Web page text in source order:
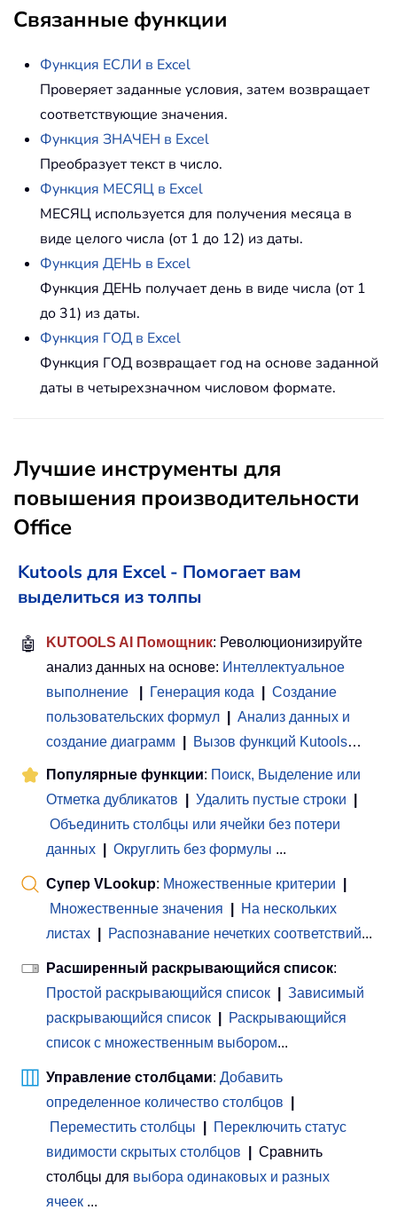
Связанные функции
Функция ЕСЛИ в Excel
Проверяет заданные условия, затем возвращает
соответствующие значения.
Функция ЗНАЧЕН в Excel
Преобразует текст в число.
Функция МЕСЯЦ в Excel
МЕСЯЦ используется для получения месяца в
виде целого числа (от 1 до 12) из даты.
Функция ДЕНЬ в Excel
Функция ДЕНЬ получает день в виде числа (от 1
до 31) из даты.
Функция ГОД в Excel
Функция ГОД возвращает год на основе заданной
даты в четырехзначном числовом формате.
Лучшие инструменты для
повышения производительности
Office
Kutools для Excel - Помогает вам
выделиться из толпы
🤖 KUTOOLS AI Помощник: Революционизируйте
анализ данных на основе: Интеллектуальное
выполнение
Генерация кода
Создание
пользовательских формул
Анализ данных и
создание диаграмм
Вызов функций Kutools…
Популярные функции: Поиск, Выделение или
Отметка дубликатов
Удалить пустые строки
Объединить столбцы или ячейки без потери
данных
Округлить без формулы ...
Супер VLookup: Множественные критерии
Множественные значения
На нескольких
листах
Распознавание нечетких соответствий...
Расширенный раскрывающийся список:
Простой раскрывающийся список
Зависимый
раскрывающийся список
Раскрывающийся
список с множественным выбором...
Управление столбцами: Добавить
определенное количество столбцов
Переместить столбцы
Переключить статус
видимости скрытых столбцов
Сравнить
столбцы для выбора одинаковых и разных
ячеек ...